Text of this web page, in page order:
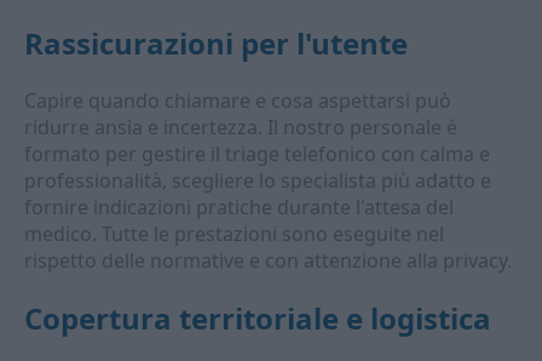
Rassicurazioni per l'utente
Capire quando chiamare e cosa aspettarsi può
ridurre ansia e incertezza. Il nostro personale è
formato per gestire il triage telefonico con calma e
professionalità, scegliere lo specialista più adatto e
fornire indicazioni pratiche durante l'attesa del
medico. Tutte le prestazioni sono eseguite nel
rispetto delle normative e con attenzione alla privacy.
Copertura territoriale e logistica